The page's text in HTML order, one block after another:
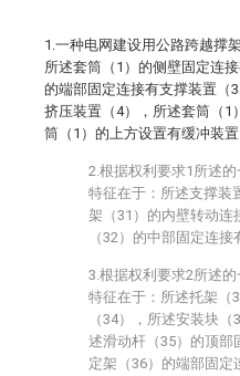
1.一种电网建设用公路跨越撑
所述套筒（1）的侧壁固定连
的端部固定连接有支撑装置（
挤压装置（4），所述套筒（1
筒（1）的上方设置有缓冲装置
2.根据权利要求1所述
特征在于：所述支撑装
架（31）的内壁转动连
（32）的中部固定连接
3.根据权利要求2所述
特征在于：所述托架（
（34），所述安装块
述滑动杆（35）的顶部
定架（36）的端部固定